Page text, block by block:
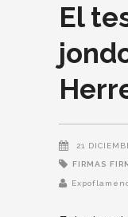
El
21
FIRMAS